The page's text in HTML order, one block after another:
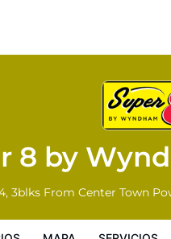
8 by
3blks From Center Town